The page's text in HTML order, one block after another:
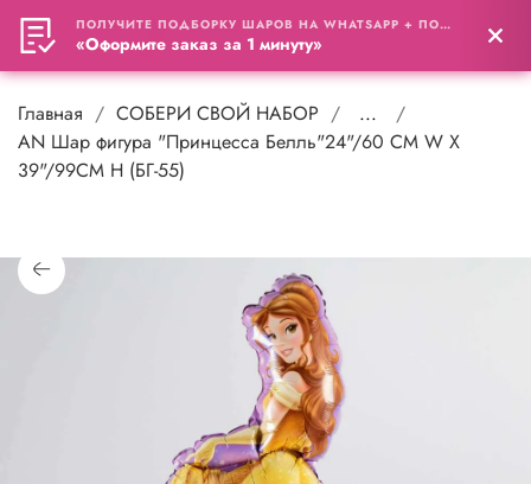
0
Главная СОБЕРИ СВОЙ НАБОР
...
AN Шар фигура "Принцесса Белль"24"/60 CM W X
39"/99CM H (БГ-55)
ПОЛУЧИТЕ ПОДБОРКУ ШАРОВ НА WHATSAPP + ПОДАРОК
«Оформите заказ за 1 минуту»